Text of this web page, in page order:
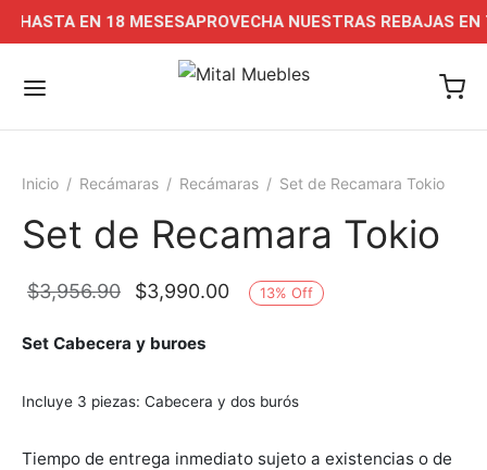
EN 18 MESESAPROVECHA NUESTRAS REBAJAS EN
Inicio / Recámaras / Recámaras / Set de Recamara Tokio
Set de Recamara Tokio
$3,956.90
El precio
era:
$3,990.00 El precio
13% Off
Set Cabecera y buroes
Incluye 3 piezas: Cabecera y dos burós
Tiempo de entrega inmediato sujeto a existencias o de
Back
en Esquina
3-2-1
Back
4 sillas
6 Sillas
8 Sillas
Back
de Cama
Back
CAJONERAS
Back
completa
Back
infantiles
Back
OFFICE
Back
Back
AUXILIARES
DE BAÑO